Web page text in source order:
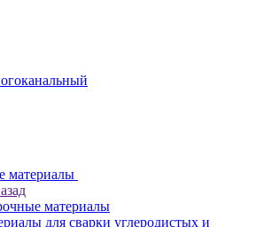
материалы
материалы
для сварки углеродистых и